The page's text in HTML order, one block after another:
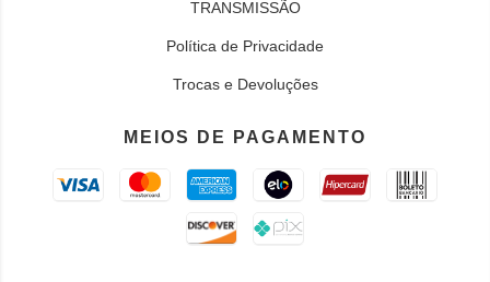
TRANSMISSÃO
Política de Privacidade
Trocas e Devoluções
MEIOS DE PAGAMENTO